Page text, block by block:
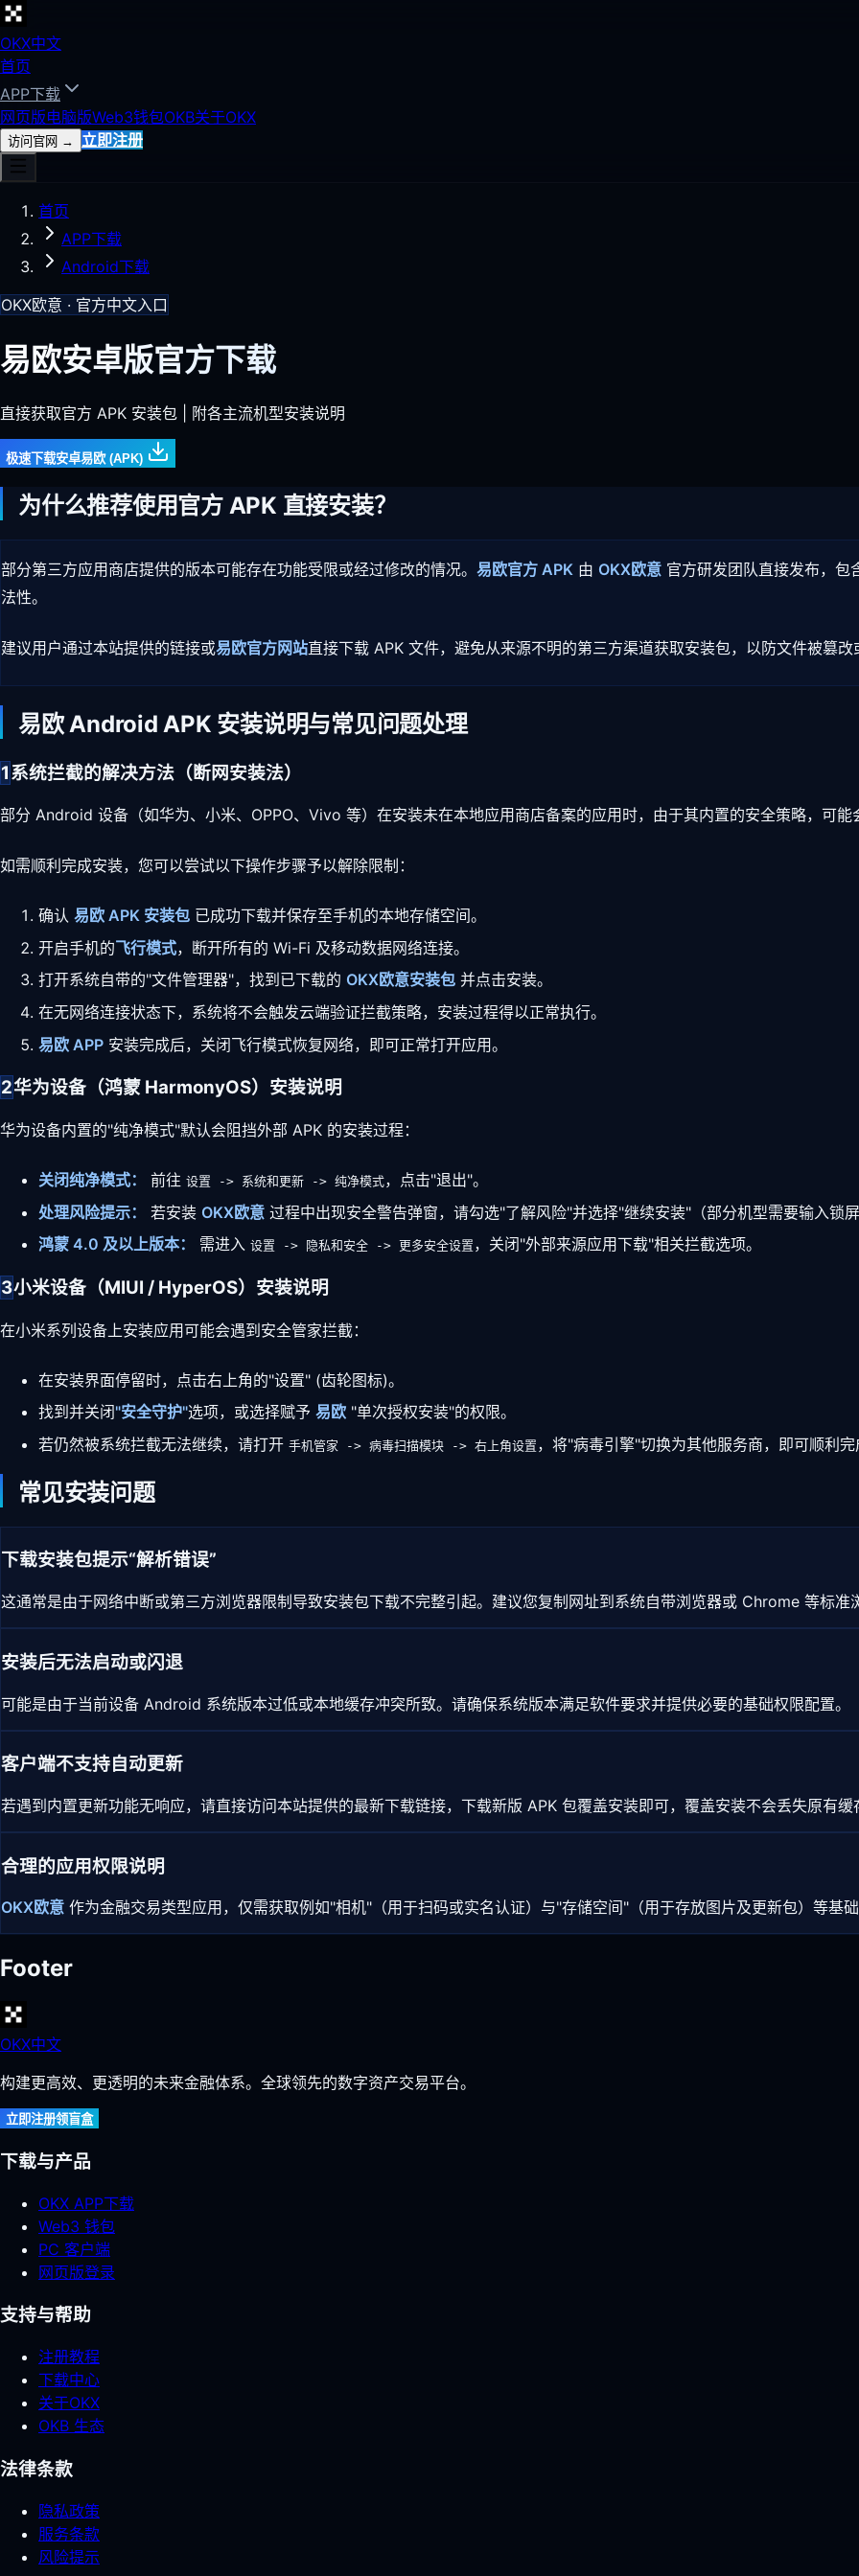
OKX中文
首页
APP下载
网页版电脑版Web3钱包OKB关于OKX
访问官网 → 立即注册
首页
APP下载
Android下载
OKX欧意 · 官方中文入口
易欧安卓版官方下载
直接获取官方 APK 安装包 | 附各主流机型安装说明
极速下载安卓易欧 (APK)
为什么推荐使用官方 APK 直接安装？
部分第三方应用商店提供的版本可能存在功能受限或经过修改的情况。 易欧官方 APK 由 OKX欧意 官方研发团队直接发布，包
法性。
建议用户通过本站提供的链接或易欧官方网站直接下载 APK 文件，避免从来源不明的第三方渠道获取安装包，以防文件被篡改
易欧 Android APK 安装说明与常见问题处理
1系统拦截的解决方法（断网安装法）
部分 Android 设备（如华为、小米、OPPO、Vivo 等）在安装未在本地应用商店备案的应用时，由于其内置的安全策略，可能
如需顺利完成安装，您可以尝试以下操作步骤予以解除限制：
确认 易欧 APK 安装包 已成功下载并保存至手机的本地存储空间。
开启手机的飞行模式，断开所有的 Wi-Fi 及移动数据网络连接。
打开系统自带的"文件管理器"，找到已下载的 OKX欧意安装包 并点击安装。
在无网络连接状态下，系统将不会触发云端验证拦截策略，安装过程得以正常执行。
易欧 APP 安装完成后，关闭飞行模式恢复网络，即可正常打开应用。
2华为设备（鸿蒙 HarmonyOS）安装说明
华为设备内置的"纯净模式"默认会阻挡外部 APK 的安装过程：
关闭纯净模式： 前往 设置 -> 系统和更新 -> 纯净模式，点击"退出"。
处理风险提示：
若安装 OKX欧意 过程中出现安全警告弹窗，请勾选"了解风险"并选择"继续安装"（部分机型需要输入锁屏
鸿蒙 4.0 及以上版本：
需进入 设置 -> 隐私和安全 -> 更多安全设置 ，关闭"外部来源应用下载"相关拦截选项。
3小米设备（MIUI / HyperOS）安装说明
在小米系列设备上安装应用可能会遇到安全管家拦截：
在安装界面停留时，点击右上角的"设置" (齿轮图标)。
找到并关闭"安全守护"选项，或选择赋予 易欧 "单次授权安装"的权限。
若仍然被系统拦截无法继续，请打开 手机管家 -> 病毒扫描模块 -> 右上角设置 ，将"病毒引擎"切换为其他服务商，即可顺利完
常见安装问题
下载安装包提示“解析错误”
这通常是由于网络中断或第三方浏览器限制导致安装包下载不完整引起。建议您复制网址到系统自带浏览器或 Chrome 等标准
安装后无法启动或闪退
可能是由于当前设备 Android 系统版本过低或本地缓存冲突所致。请确保系统版本满足软件要求并提供必要的基础权限配置。
客户端不支持自动更新
若遇到内置更新功能无响应，请直接访问本站提供的最新下载链接，下载新版 APK 包覆盖安装即可，覆盖安装不会丢失原有缓
合理的应用权限说明
OKX欧意 作为金融交易类型应用，仅需获取例如"相机"（用于扫码或实名认证）与"存储空间"（用于存放图片及更新包）等基
Footer
OKX中文
构建更高效、更透明的未来金融体系。全球领先的数字资产交易平台。
立即注册领盲盒
下载与产品
OKX APP下载
Web3 钱包
PC 客户端
网页版登录
支持与帮助
注册教程
下载中心
关于OKX
OKB 生态
法律条款
隐私政策
服务条款
风险提示